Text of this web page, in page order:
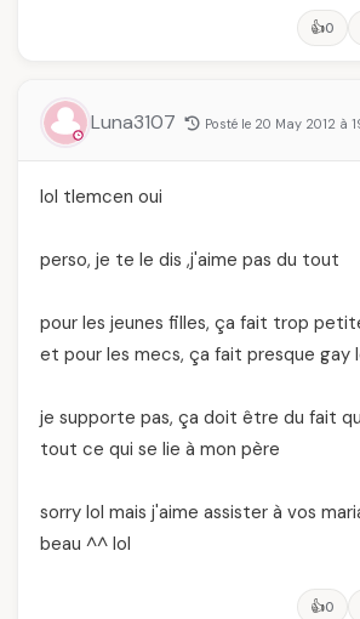
👍0
Luna3107 Posté le 20 May 2012 à
lol tlemcen oui
perso, je te le dis ,j'aime pas du tout
pour les jeunes filles, ça fait trop
et pour les mecs, ça fait presque gay
je supporte pas, ça doit être du fait
tout ce qui se lie à mon père
sorry lol mais j'aime assister à vos
beau ^^ lol
👍0